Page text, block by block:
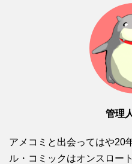
管理
アメコミと出会ってはや20
ル・コミックはオンスロー